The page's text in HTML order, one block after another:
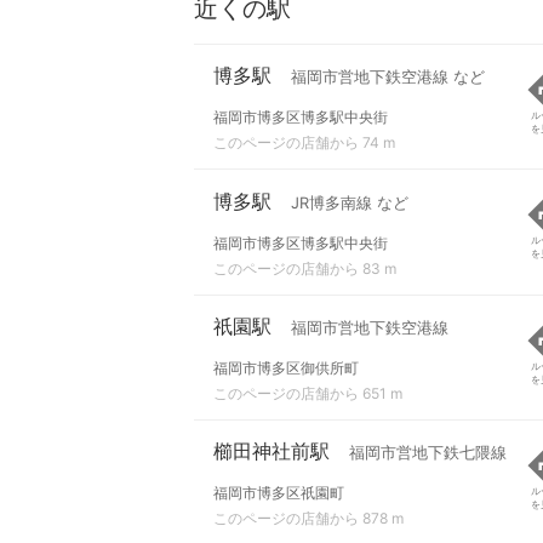
近くの駅
博多駅 福岡市営地下鉄空港線 など
福岡市博多区博多駅中央街
このページの店舗から 74 m
ル
を
博多駅 JR博多南線 など
福岡市博多区博多駅中央街
このページの店舗から 83 m
ル
を
祇園駅 福岡市営地下鉄空港線
福岡市博多区御供所町
このページの店舗から 651 m
ル
を
櫛田神社前駅 福岡市営地下鉄七隈線
福岡市博多区祇園町
このページの店舗から 878 m
ル
を